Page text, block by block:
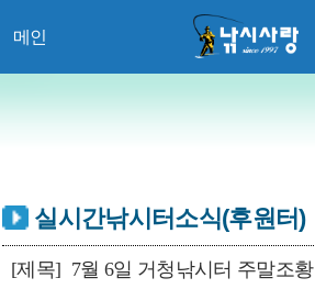
메인
실시간낚시터소식(후원터)
[제목] 7월 6일 거청낚시터 주말조황